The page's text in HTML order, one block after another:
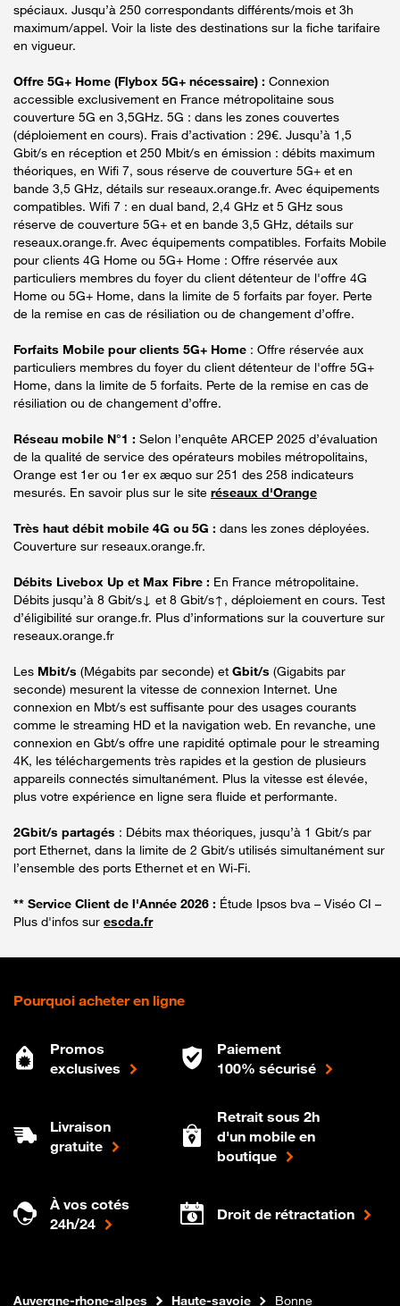
spéciaux. Jusqu’à 250 correspondants différents/mois et 3h
maximum/appel. Voir la liste des destinations sur la fiche tarifaire
en vigueur.
Offre 5G+ Home (Flybox 5G+ nécessaire) : Connexion
accessible exclusivement en France métropolitaine sous
couverture 5G en 3,5GHz. 5G : dans les zones couvertes
(déploiement en cours). Frais d’activation : 29€. Jusqu’à 1,5
Gbit/s en réception et 250 Mbit/s en émission : débits maximum
théoriques, en Wifi 7, sous réserve de couverture 5G+ et en
bande 3,5 GHz, détails sur reseaux.orange.fr. Avec équipements
compatibles. Wifi 7 : en dual band, 2,4 GHz et 5 GHz sous
réserve de couverture 5G+ et en bande 3,5 GHz, détails sur
reseaux.orange.fr. Avec équipements compatibles. Forfaits Mobile
pour clients 4G Home ou 5G+ Home : Offre réservée aux
particuliers membres du foyer du client détenteur de l'offre 4G
Home ou 5G+ Home, dans la limite de 5 forfaits par foyer. Perte
de la remise en cas de résiliation ou de changement d’offre.
Forfaits Mobile pour clients 5G+ Home : Offre réservée aux
particuliers membres du foyer du client détenteur de l'offre 5G+
Home, dans la limite de 5 forfaits. Perte de la remise en cas de
résiliation ou de changement d’offre.
Réseau mobile N°1 : Selon l’enquête ARCEP 2025 d’évaluation
de la qualité de service des opérateurs mobiles métropolitains,
Orange est 1er ou 1er ex æquo sur 251 des 258 indicateurs
mesurés. En savoir plus sur le site réseaux d'Orange
Très haut débit mobile 4G ou 5G : dans les zones déployées.
Couverture sur reseaux.orange.fr.
Débits Livebox Up et Max Fibre : En France métropolitaine.
Débits jusqu’à 8 Gbit/s↓ et 8 Gbit/s↑, déploiement en cours. Test
d’éligibilité sur orange.fr. Plus d’informations sur la couverture sur
reseaux.orange.fr
Les Mbit/s (Mégabits par seconde) et Gbit/s (Gigabits par
seconde) mesurent la vitesse de connexion Internet. Une
connexion en Mbt/s est suffisante pour des usages courants
comme le streaming HD et la navigation web. En revanche, une
connexion en Gbt/s offre une rapidité optimale pour le streaming
4K, les téléchargements très rapides et la gestion de plusieurs
appareils connectés simultanément. Plus la vitesse est élevée,
plus votre expérience en ligne sera fluide et performante.
2Gbit/s partagés : Débits max théoriques, jusqu’à 1 Gbit/s par
port Ethernet, dans la limite de 2 Gbit/s utilisés simultanément sur
l’ensemble des ports Ethernet et en Wi-Fi.
** Service Client de l'Année 2026 : Étude Ipsos bva – Viséo CI –
Plus d'infos sur escda.fr
Pourquoi acheter en ligne
Promos
exclusives
Paiement
100% sécurisé
Livraison
gratuite
Retrait sous 2h
d'un mobile en
boutique
À vos cotés
24h/24
Droit de rétractation
Boutique Orange
Internet fibre
Auvergne-rhone-alpes Haute-savoie Bonne